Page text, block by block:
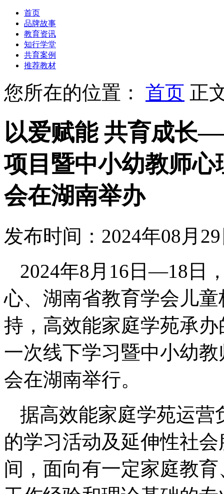
首页
品牌故事
教育资讯
知行学堂
共育案例
推荐教材
您所在的位置： 首页 正
以爱赋能 共育成长
项目暨中小幼教师
会在湖南举办
发布时间：2024年08月
2024年8月16日—18日
心、湖南省教育学会儿
持，高效能家庭学苑承
一次线下学习暨中小幼
会在湖南举行。
据高效能家庭学苑运营
的学习活动及延伸性社
间，面向有一定家庭教